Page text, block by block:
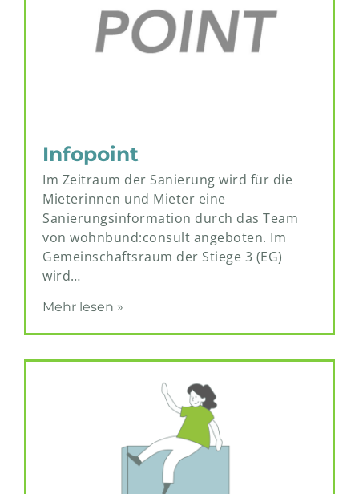
Infopoint
Im Zeitraum der Sanierung wird für die
Mieterinnen und Mieter eine
Sanierungsinformation durch das Team
von wohnbund:consult angeboten. Im
Gemeinschaftsraum der Stiege 3 (EG)
wird…
Mehr lesen »